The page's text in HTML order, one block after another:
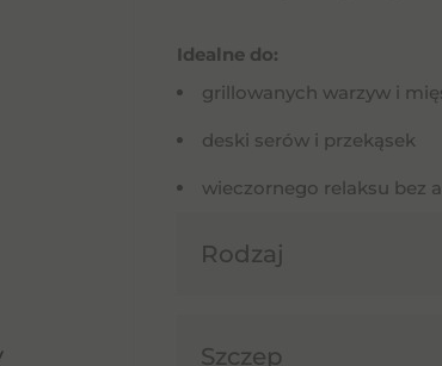
Idealne do:
grillowanych warzyw i
deski serów i przekąsek
wieczornego relaksu bez
Rodzaj
Szczep